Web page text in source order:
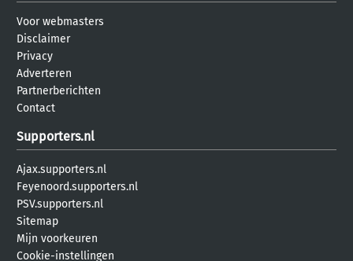
Voor webmasters
Disclaimer
Privacy
Adverteren
Partnerberichten
Contact
Supporters.nl
Ajax.supporters.nl
Feyenoord.supporters.nl
PSV.supporters.nl
Sitemap
Mijn voorkeuren
Cookie-instellingen